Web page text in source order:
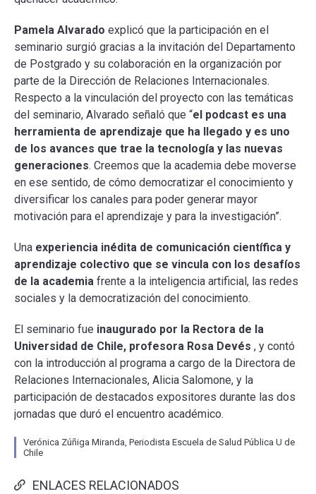
ENLACES RELACIONADOS
Pamela Alvarado explicó que la participación en el
seminario surgió gracias a la invitación del Departamento
de Postgrado y su colaboración en la organización por
parte de la Dirección de Relaciones Internacionales.
Respecto a la vinculación del proyecto con las temáticas
del seminario, Alvarado señaló que “el podcast es una
herramienta de aprendizaje que ha llegado y es uno
de los avances que trae la tecnología y las nuevas
generaciones. Creemos que la academia debe moverse
en ese sentido, de cómo democratizar el conocimiento y
diversificar los canales para poder generar mayor
motivación para el aprendizaje y para la investigación”.
Una experiencia inédita de comunicación científica y
aprendizaje colectivo que se vincula con los desafíos
de la academia frente a la inteligencia artificial, las redes
sociales y la democratización del conocimiento.
El seminario fue inaugurado por la Rectora de la
Universidad de Chile, profesora Rosa Devés , y contó
con la introducción al programa a cargo de la Directora de
Relaciones Internacionales, Alicia Salomone, y la
participación de destacados expositores durante las dos
jornadas que duró el encuentro académico.
Verónica Zúñiga Miranda, Periodista Escuela de Salud Pública U de
Chile